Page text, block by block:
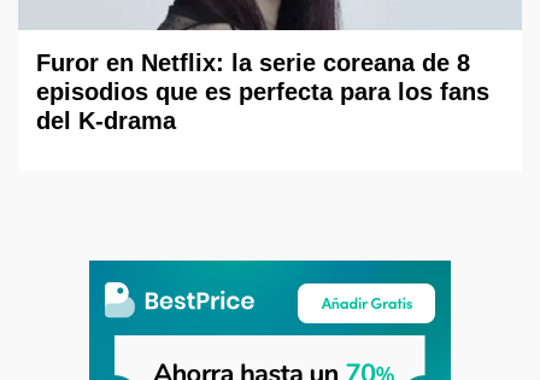
Furor en Netflix: la serie coreana de 8
episodios que es perfecta para los fans
del K-drama